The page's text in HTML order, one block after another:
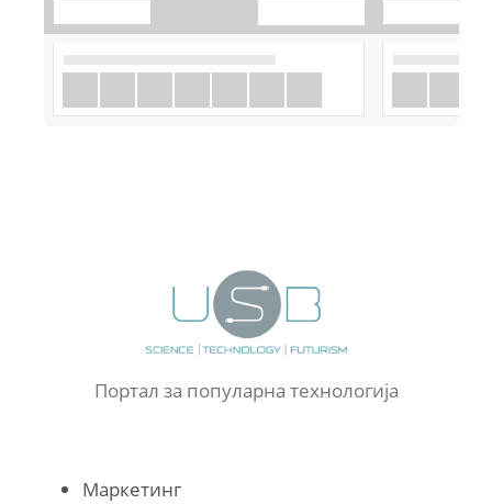
Портал за популарна технологија
Маркетинг